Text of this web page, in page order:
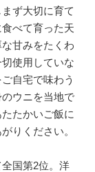
ず大切に育て
べて育った天
甘みをたくわ
使用していな
自宅で味わう
ウニを当地で
たかいご飯に
りください。
国第2位。洋